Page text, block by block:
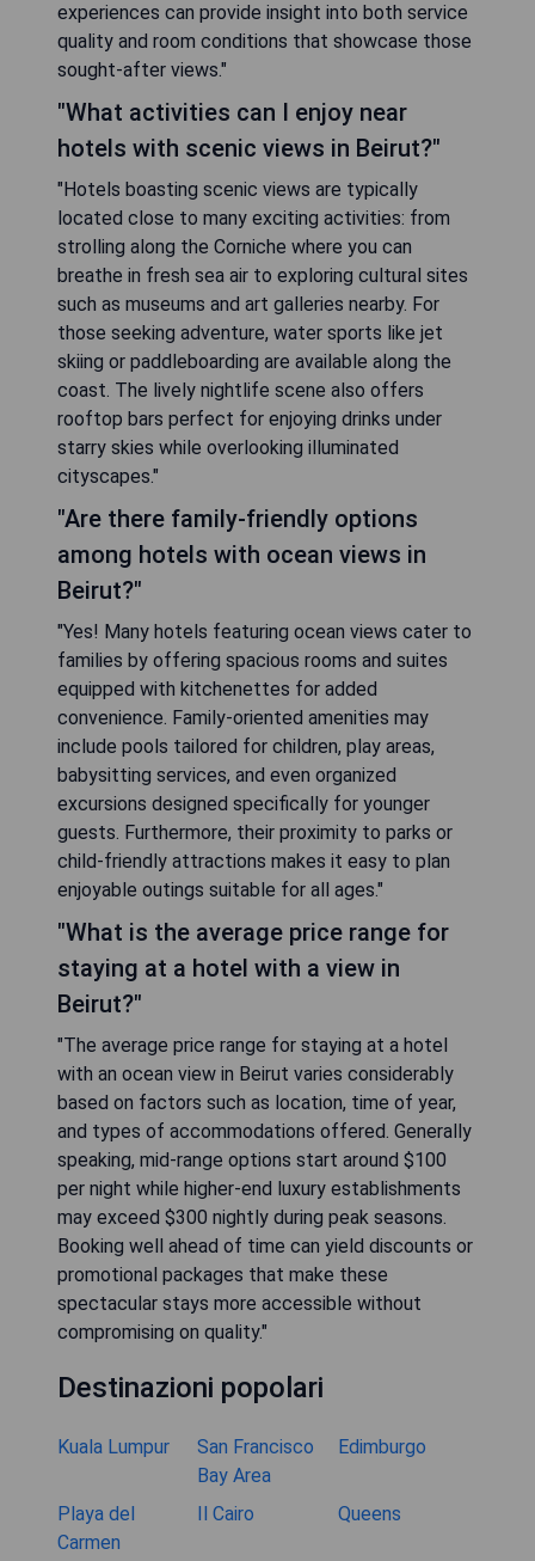
experiences can provide insight into both service
quality and room conditions that showcase those
sought-after views."
"What activities can I enjoy near
hotels with scenic views in Beirut?"
"Hotels boasting scenic views are typically
located close to many exciting activities: from
strolling along the Corniche where you can
breathe in fresh sea air to exploring cultural sites
such as museums and art galleries nearby. For
those seeking adventure, water sports like jet
skiing or paddleboarding are available along the
coast. The lively nightlife scene also offers
rooftop bars perfect for enjoying drinks under
starry skies while overlooking illuminated
cityscapes."
"Are there family-friendly options
among hotels with ocean views in
Beirut?"
"Yes! Many hotels featuring ocean views cater to
families by offering spacious rooms and suites
equipped with kitchenettes for added
convenience. Family-oriented amenities may
include pools tailored for children, play areas,
babysitting services, and even organized
excursions designed specifically for younger
guests. Furthermore, their proximity to parks or
child-friendly attractions makes it easy to plan
enjoyable outings suitable for all ages."
"What is the average price range for
staying at a hotel with a view in
Beirut?"
"The average price range for staying at a hotel
with an ocean view in Beirut varies considerably
based on factors such as location, time of year,
and types of accommodations offered. Generally
speaking, mid-range options start around $100
per night while higher-end luxury establishments
may exceed $300 nightly during peak seasons.
Booking well ahead of time can yield discounts or
promotional packages that make these
spectacular stays more accessible without
compromising on quality."
Destinazioni popolari
Kuala Lumpur
San Francisco
Bay Area
Edimburgo
Playa del
Carmen
Il Cairo Queens